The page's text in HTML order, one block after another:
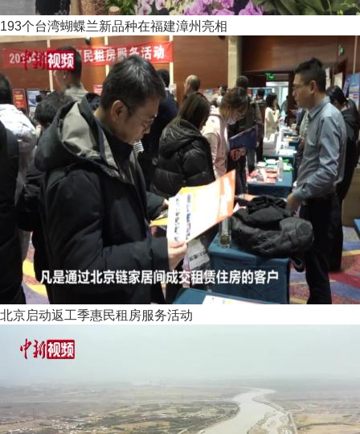
193个台湾蝴蝶兰新品种在福建漳州亮相
北京启动返工季惠民租房服务活动